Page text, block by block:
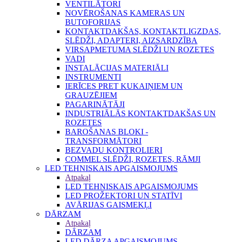
VENTILĀTORI
NOVĒROŠANAS KAMERAS UN
BUTOFORIJAS
KONTAKTDAKŠAS, KONTAKTLIGZDAS,
SLĒDŽI, ADAPTERI, AIZSARDZĪBA
VIRSAPMETUMA SLĒDŽI UN ROZETES
VADI
INSTALĀCIJAS MATERIĀLI
INSTRUMENTI
IERĪCES PRET KUKAIŅIEM UN
GRAUZĒJIEM
PAGARINĀTĀJI
INDUSTRIĀLĀS KONTAKTDAKŠAS UN
ROZETES
BAROŠANAS BLOKI -
TRANSFORMĀTORI
BEZVADU KONTROLIERI
COMMEL SLĒDŽI, ROZETES, RĀMJI
LED TEHNISKAIS APGAISMOJUMS
Atpakaļ
LED TEHNISKAIS APGAISMOJUMS
LED PROŽEKTORI UN STATĪVI
AVĀRIJAS GAISMEKĻI
DĀRZAM
Atpakaļ
DĀRZAM